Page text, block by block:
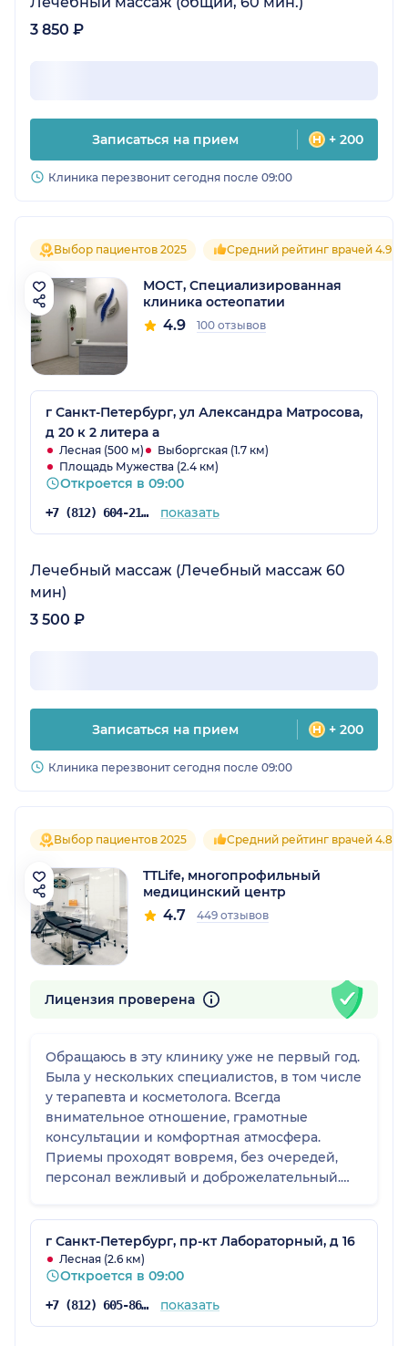
3 850 ₽
Записаться на прием + 200
Клиника перезвонит сегодня после 09:00
Выбор пациентов 2025 Средний рейтинг врачей 4.9
МОСТ, Специализированная
клиника остеопатии
4.9 100 отзывов
г Санкт-Петербург, ул Александра Матросова,
д 20 к 2 литера а
Лесная (500 м)
Выборгская (1.7 км)
Площадь Мужества (2.4 км)
Откроется в 09:00
+7 (812) 604-21-16 показать
Лечебный массаж (Лечебный массаж 60
мин)
3 500 ₽
Записаться на прием + 200
Клиника перезвонит сегодня после 09:00
Выбор пациентов 2025 Средний рейтинг врачей 4.8
TTLife, многопрофильный
медицинский центр
4.7 449 отзывов
Лицензия проверена
Обращаюсь в эту клинику уже не первый год.
Была у нескольких специалистов, в том числе
у терапевта и косметолога. Всегда
внимательное отношение, грамотные
консультации и комфортная атмосфера.
Приемы проходят вовремя, без очередей,
персонал вежливый и доброжелательный.
г Санкт-Петербург, пр-кт Лабораторный, д 16
Лесная (2.6 км)
Откроется в 09:00
+7 (812) 605-86-34 показать